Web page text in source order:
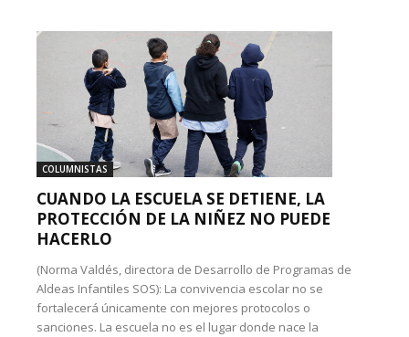
COLUMNISTAS
CUANDO LA ESCUELA SE DETIENE, LA
PROTECCIÓN DE LA NIÑEZ NO PUEDE
HACERLO
(Norma Valdés, directora de Desarrollo de Programas de
Aldeas Infantiles SOS): La convivencia escolar no se
fortalecerá únicamente con mejores protocolos o
sanciones. La escuela no es el lugar donde nace la